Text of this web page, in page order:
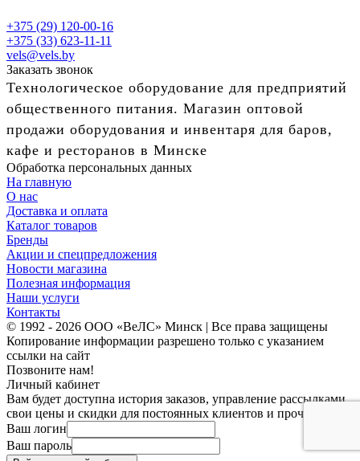
+375 (29) 120-00-16
+375 (33) 623-11-11
vels@vels.by
Заказать звонок
Технологическое оборудование для предприятий
общественного питания. Магазин оптовой
продажи оборудования и инвентаря для баров,
кафе и ресторанов в Минске
Обработка персональных данных
На главную
О нас
Доставка и оплата
Каталог товаров
Бренды
Акции и спецпредложения
Новости магазина
Полезная информация
Наши услуги
Контакты
© 1992 - 2026 ООО «ВеЛС» Минск | Все права защищены
Копирование информации разрешено только с указанием
ссылки на сайт
Позвоните нам!
Личный кабинет
Вам будет доступна история заказов, управление рассылками,
свои цены и скидки для постоянных клиентов и прочее.
Ваш логин
Ваш пароль